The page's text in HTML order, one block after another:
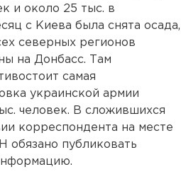
и около 25 тыс. в
с Киева была снята осада,
северных регионов
на Донбасс. Там
самая
украинской армии
человек. В сложившихся
корреспондента на месте
обязано публиковать